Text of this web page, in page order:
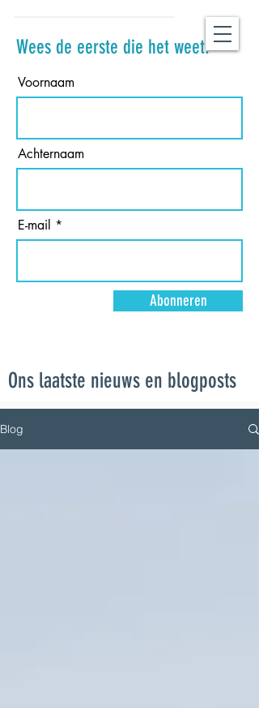
Wees de eerste die het weet!
Voornaam
Achternaam
E-mail
Abonneren
Ons laatste nieuws en blogposts
Blog